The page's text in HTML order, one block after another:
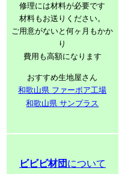
修理には材料が必要です
材料もお送りください。
ご用意がないと何ヶ月もかか
り
費用も高額になります
おすすめ生地屋さん
和歌山県 ファーボア工場
和歌山県 サンプラス
ビビビ材団 について